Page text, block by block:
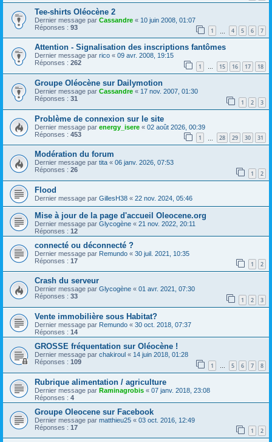
Tee-shirts Oléocène 2
Dernier message par Cassandre « 10 juin 2008, 01:07
Réponses : 93 1 4 5 6 7
Attention - Signalisation des inscriptions fantômes
Dernier message par rico « 09 avr. 2008, 19:15
Réponses : 262 1 … 15 16 17 18
Groupe Oléocène sur Dailymotion
Dernier message par Cassandre « 17 nov. 2007, 01:30
Réponses : 31 1 2 3
Problème de connexion sur le site
Dernier message par energy_isere « 02 août 2026, 00:39
Réponses : 453 1 28 29 30 31
Modération du forum
Dernier message par tita « 06 janv. 2026, 07:53
Réponses : 26 1 2
Flood
Dernier message par GillesH38 « 22 nov. 2024, 05:46
Mise à jour de la page d'accueil Oleocene.org
Dernier message par Glycogène « 21 nov. 2022, 20:11
Réponses : 12
connecté ou déconnecté ?
Dernier message par Remundo « 30 juil. 2021, 10:35
Réponses : 17 1 2
Crash du serveur
Dernier message par Glycogène « 01 avr. 2021, 07:30
Réponses : 33 1 2 3
Vente immobilière sous Habitat?
Dernier message par Remundo « 30 oct. 2018, 07:37
Réponses : 14
GROSSE fréquentation sur Oléocène !
Dernier message par chakiroul « 14 juin 2018, 01:28
Réponses : 109 1 … 5 6 7 8
Rubrique alimentation / agriculture
Dernier message par Raminagrobis « 07 janv. 2018, 23:08
Réponses : 4
Groupe Oleocene sur Facebook
Dernier message par matthieu25 « 03 oct. 2016, 12:49
Réponses : 17 1 2